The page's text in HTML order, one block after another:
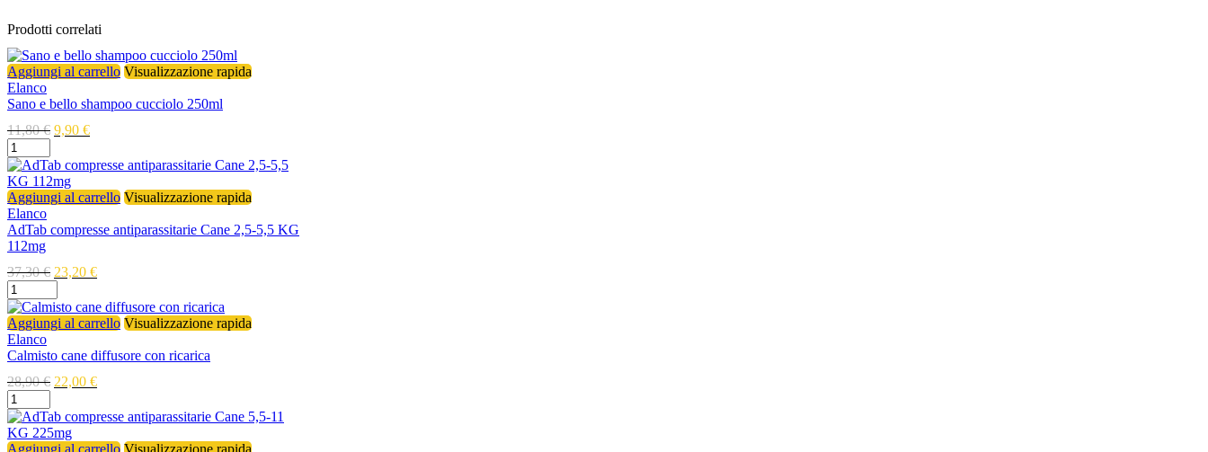
Prodotti correlati
Aggiungi al carrello Visualizzazione rapida
Elanco
Sano e bello shampoo cucciolo 250ml
11,80€ 9,90 €
Aggiungi al carrello Visualizzazione rapida
Elanco
AdTab compresse antiparassitarie Cane 2,5-5,5 KG
112mg
37,30€ 23,20 €
Aggiungi al carrello Visualizzazione rapida
Elanco
Calmisto cane diffusore con ricarica
28,90€ 22,00 €